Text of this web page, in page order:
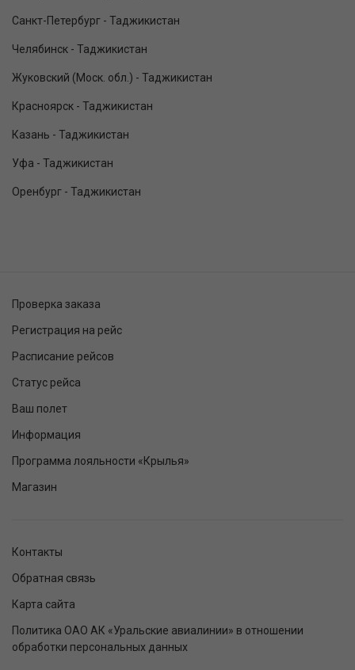
Санкт-Петербург - Таджикистан
Челябинск - Таджикистан
Жуковский (Моск. обл.) - Таджикистан
Красноярск - Таджикистан
Казань - Таджикистан
Уфа - Таджикистан
Оренбург - Таджикистан
Проверка заказа
Регистрация на рейс
Расписание рейсов
Статус рейса
Ваш полет
Информация
Программа лояльности «Крылья»
Магазин
Контакты
Обратная связь
Карта сайта
Политика ОАО АК «Уральские авиалинии» в отношении
обработки персональных данных